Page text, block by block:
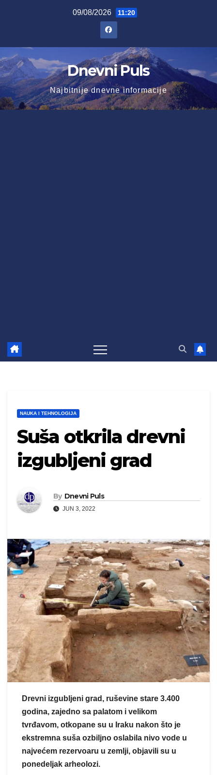
09/08/2026 11:20
Dnevni Puls
Najbitnije dnevne informacije
NAUKA I TEHNOLOGIJA
Suša otkrila drevni
izgubljeni grad
By Dnevni Puls
JUN 3, 2022
Drevni izgubljeni grad, ruševine stare 3.400
godina, zajedno sa palatom i velikom
tvrđavom, otkopane su u Iraku nakon što je
ekstremna suša ozbiljno oslabila nivo vode u
najvećem rezervoaru u zemlji, objavili su u
ponedeljak arheolozi.